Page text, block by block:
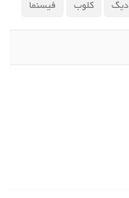
دیگ کلوب فیسنما